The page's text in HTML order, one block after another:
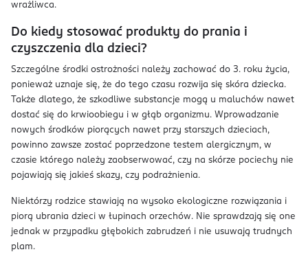
wrażliwca.
Do kiedy stosować produkty do prania i
czyszczenia dla dzieci?
Szczególne środki ostrożności należy zachować do 3. roku życia,
ponieważ uznaje się, że do tego czasu rozwija się skóra dziecka.
Także dlatego, że szkodliwe substancje mogą u maluchów nawet
dostać się do krwioobiegu i w głąb organizmu. Wprowadzanie
nowych środków piorących nawet przy starszych dzieciach,
powinno zawsze zostać poprzedzone testem alergicznym, w
czasie którego należy zaobserwować, czy na skórze pociechy nie
pojawiają się jakieś skazy, czy podrażnienia.
Niektórzy rodzice stawiają na wysoko ekologiczne rozwiązania i
piorą ubrania dzieci w łupinach orzechów. Nie sprawdzają się one
jednak w przypadku głębokich zabrudzeń i nie usuwają trudnych
plam.